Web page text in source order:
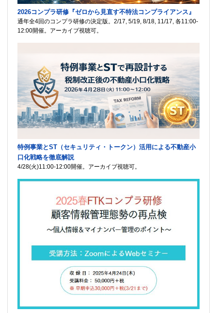
2026コンプラ研修『ゼロから見直す不特法コンプライアンス』
通年全4回のコンプラ研修の決定版。2/17, 5/19, 8/18, 11/17, 各11:00-
12:00開催。アーカイブ視聴可。
特例事業とST（セキュリティ・トークン）活用による不動産小
口化戦略を徹底解説
4/28(火)11:00-12:00開催。アーカイブ視聴可。